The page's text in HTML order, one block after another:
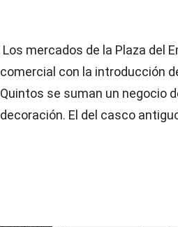
Los mercados de la Plaza del
comercial con la introducción
Quintos se suman un negocio
decoración. El del casco